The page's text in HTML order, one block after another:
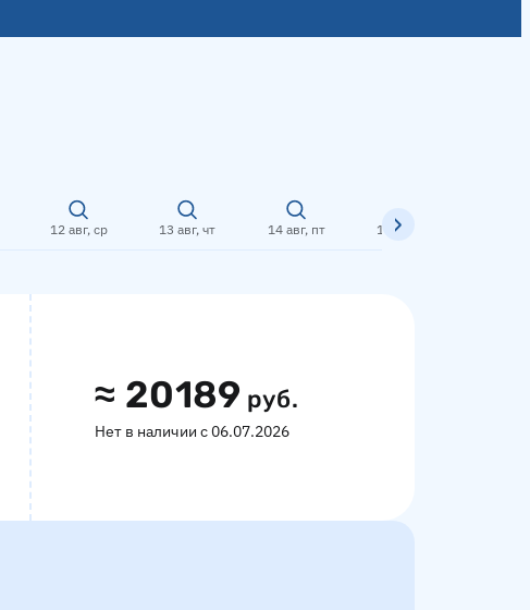
12 авг, ср 13 авг, чт 14 авг, пт 15 авг, сб
≈ 20189 руб.
Нет в наличии с 06.07.2026